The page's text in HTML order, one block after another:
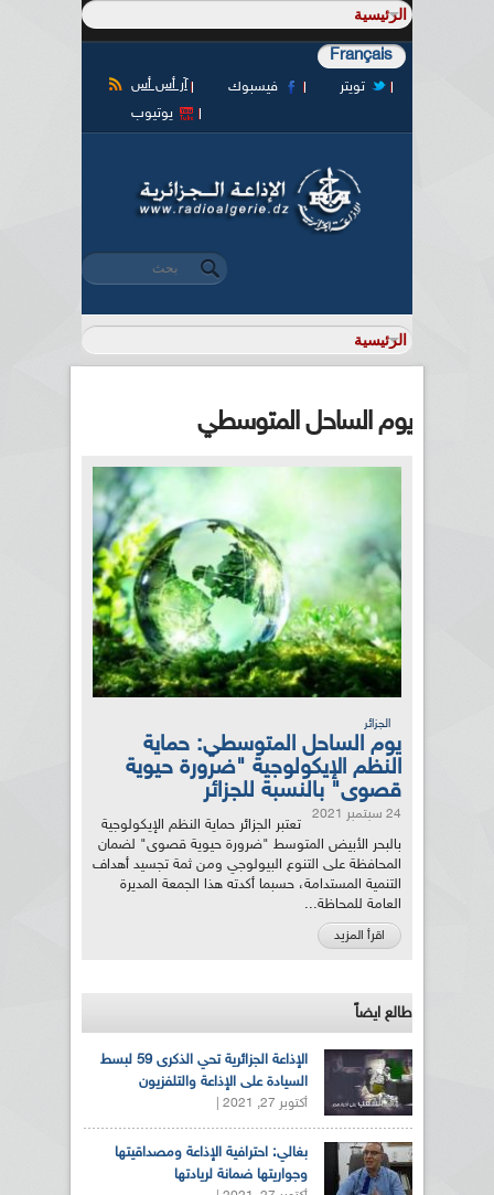
Français
آر أس أس فيسبوك
تويتر
يوتيوب
استمارة البحث
‏بحث ‏
يوم الساحل المتوسطي
الجزائر
يوم الساحل المتوسطي: حماية
النظم الإيكولوجية "ضرورة حيوية
قصوى" بالنسبة للجزائر
24 سبتمبر 2021
تعتبر الجزائر حماية النظم الإيكولوجية
بالبحر الأبيض المتوسط "ضرورة حيوية قصوى" لضمان
المحافظة على التنوع البيولوجي ومن ثمة تجسيد أهداف
التنمية المستدامة، حسبما أكدته هذا الجمعة المديرة
العامة للمحاظة...
اقرأ المزيد
طالع ايضاً
الإذاعة الجزائرية تحي الذكرى 59 لبسط
السيادة على الإذاعة والتلفزيون
أكتوبر 27, 2021 |
بغالي: احترافية الإذاعة ومصداقيتها
وجواريتها ضمانة لريادتها